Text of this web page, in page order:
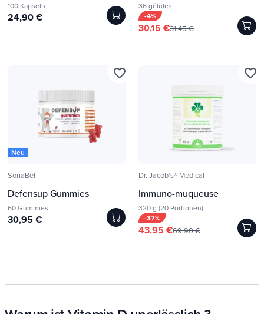
100 Kapseln
24,90 €
36 gélules
-4%
30,15 €31,45 €
Neu
SoriaBel
Defensup Gummies
60 Gummies
30,95 €
favorite_border
Dr. Jacob's® Medical
Immuno-muqueuse
320 g (20 Portionen)
-37%
43,95 €69,90 €
favorite_border